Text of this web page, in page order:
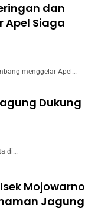
dan
Apel Siaga
menggelar Apel…
Dukung
di…
Mojowarno
Jagung